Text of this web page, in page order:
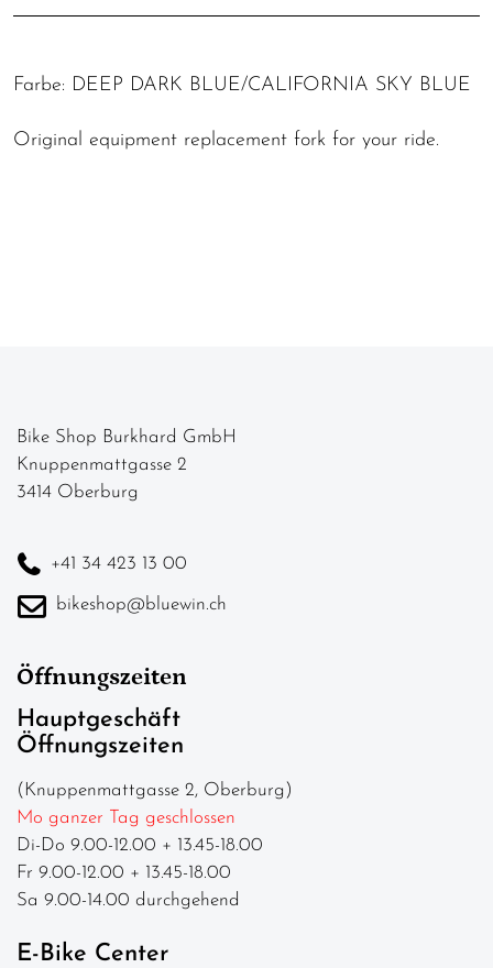
Farbe: DEEP DARK BLUE/CALIFORNIA SKY BLUE
Original equipment replacement fork for your ride.
Bike Shop Burkhard GmbH
Knuppenmattgasse 2
3414 Oberburg
+41 34 423 13 00
bikeshop@bluewin.ch
Öffnungszeiten
Hauptgeschäft
Öffnungszeiten
(Knuppenmattgasse 2, Oberburg)
Mo ganzer Tag geschlossen
Di-Do 9.00-12.00 + 13.45-18.00
Fr 9.00-12.00 + 13.45-18.00
Sa 9.00-14.00 durchgehend
E-Bike Center